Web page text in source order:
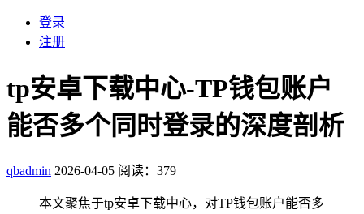
登录
注册
tp安卓下载中心-TP钱包账户
能否多个同时登录的深度剖析
qbadmin 2026-04-05 阅读：379
本文聚焦于tp安卓下载中心，对TP钱包账户能否多